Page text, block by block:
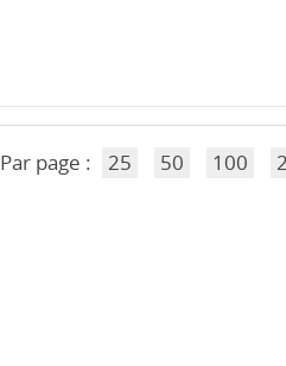
Par page : 25 50 100